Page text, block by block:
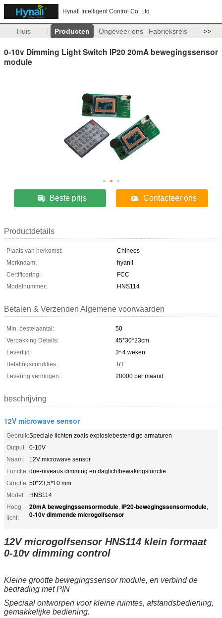
Hynall Intelligent Control Co. Ltd
Huis Producten Ongeveer ons Fabrieksreis >>
0-10v Dimming Light Switch IP20 20mA bewegingssensor
module
Beste prijs Contacteer ons
Productdetails
Plaats van herkomst:
Chinees
Merknaam:
hyanll
Certificering:
FCC
Modelnummer:
HNS114
Betalen & Verzenden Algemene voorwaarden
Min. bestelaantal:
50
Verpakking Details:
45*30*23cm
Levertijd:
3~4 weken
Betalingscondities:
T/T
Levering vermogen:
20000 per maand
beschrijving
12V microwave sensor
Gebruik:Speciale lichten zoals explosiebestendige armaturen
Output: 0-10V
Naam:
12V microwave sensor
Functie: drie-niveaus dimming en daglichtbewakingsfunctie
Grootte: 50*23,5*10 mm
Model:
HNS114
Hoog
licht:
20mA bewegingssensormodule, IP20-bewegingssensormodule,
0-10v dimmende microgolfsensor
12V microgolfsensor HNS114 klein formaat
0-10v dimming control
Kleine grootte bewegingssensor module, en verbind de
bedrading met PIN
Speciaal ontworpen voor kleine ruimtes, afstandsbediening,
gemakkelijke bediening.